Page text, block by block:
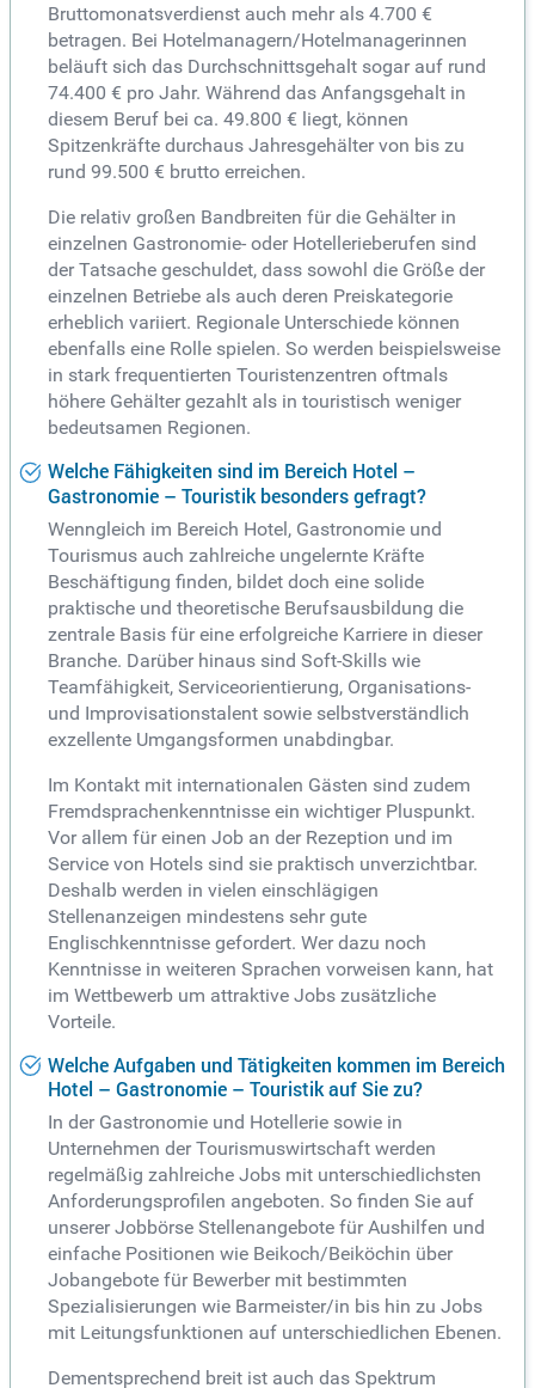
Bruttomonatsverdienst auch mehr als 4.700 €
betragen. Bei Hotelmanagern/Hotelmanagerinnen
beläuft sich das Durchschnittsgehalt sogar auf rund
74.400 € pro Jahr. Während das Anfangsgehalt in
diesem Beruf bei ca. 49.800 € liegt, können
Spitzenkräfte durchaus Jahresgehälter von bis zu
rund 99.500 € brutto erreichen.
Die relativ großen Bandbreiten für die Gehälter in
einzelnen Gastronomie- oder Hotellerieberufen sind
der Tatsache geschuldet, dass sowohl die Größe der
einzelnen Betriebe als auch deren Preiskategorie
erheblich variiert. Regionale Unterschiede können
ebenfalls eine Rolle spielen. So werden beispielsweise
in stark frequentierten Touristenzentren oftmals
höhere Gehälter gezahlt als in touristisch weniger
bedeutsamen Regionen.
Welche Fähigkeiten sind im Bereich Hotel –
Gastronomie – Touristik besonders gefragt?
Wenngleich im Bereich Hotel, Gastronomie und
Tourismus auch zahlreiche ungelernte Kräfte
Beschäftigung finden, bildet doch eine solide
praktische und theoretische Berufsausbildung die
zentrale Basis für eine erfolgreiche Karriere in dieser
Branche. Darüber hinaus sind Soft-Skills wie
Teamfähigkeit, Serviceorientierung, Organisations-
und Improvisationstalent sowie selbstverständlich
exzellente Umgangsformen unabdingbar.
Im Kontakt mit internationalen Gästen sind zudem
Fremdsprachenkenntnisse ein wichtiger Pluspunkt.
Vor allem für einen Job an der Rezeption und im
Service von Hotels sind sie praktisch unverzichtbar.
Deshalb werden in vielen einschlägigen
Stellenanzeigen mindestens sehr gute
Englischkenntnisse gefordert. Wer dazu noch
Kenntnisse in weiteren Sprachen vorweisen kann, hat
im Wettbewerb um attraktive Jobs zusätzliche
Vorteile.
Welche Aufgaben und Tätigkeiten kommen im Bereich
Hotel – Gastronomie – Touristik auf Sie zu?
In der Gastronomie und Hotellerie sowie in
Unternehmen der Tourismuswirtschaft werden
regelmäßig zahlreiche Jobs mit unterschiedlichsten
Anforderungsprofilen angeboten. So finden Sie auf
unserer Jobbörse Stellenangebote für Aushilfen und
einfache Positionen wie Beikoch/Beiköchin über
Jobangebote für Bewerber mit bestimmten
Spezialisierungen wie Barmeister/in bis hin zu Jobs
mit Leitungsfunktionen auf unterschiedlichen Ebenen.
Dementsprechend breit ist auch das Spektrum